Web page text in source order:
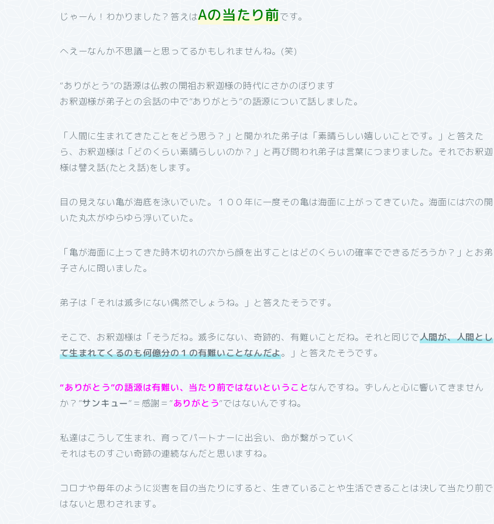
じゃーん！わかりました？答えはAの当たり前です。
へえーなんか不思議ーと思ってるかもしれませんね。(笑)
“ありがとう”の語源は仏教の開祖お釈迦様の時代にさかのぼります
お釈迦様が弟子との会話の中で”ありがとう”の語源について話しました。
「人間に生まれてきたことをどう思う？」と聞かれた弟子は「素晴らしい嬉しいことです。」と答えた
ら、お釈迦様は「どのくらい素晴らしいのか？」と再び問われ弟子は言葉につまりました。それでお釈迦
様は譬え話(たとえ話)をします。
目の見えない亀が海底を泳いでいた。１００年に一度その亀は海面に上がってきていた。海面には穴の開
いた丸太がゆらゆら浮いていた。
「亀が海面に上ってきた時木切れの穴から顔を出すことはどのくらいの確率でできるだろうか？」とお弟
子さんに問いました。
弟子は「それは滅多にない偶然でしょうね。」と答えたそうです。
そこで、お釈迦様は「そうだね。滅多にない、奇跡的、有難いことだね。それと同じで人間が、人間とし
て生まれてくるのも何億分の１の有難いことなんだよ。」と答えたそうです。
“ありがとう”の語源は有難い、当たり前ではないということなんですね。ずしんと心に響いてきません
か？”サンキュー”＝感謝＝”ありがとう”ではないんですね。
私達はこうして生まれ、育ってパートナーに出会い、命が繋がっていく
それはものすごい奇跡の連続なんだと思いますね。
コロナや毎年のように災害を目の当たりにすると、生きていることや生活できることは決して当たり前で
はないと思わされます。